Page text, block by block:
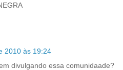
2010 às 19:24
divulgando essa comunidaade?